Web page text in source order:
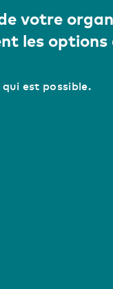
votre
les options
est possible.